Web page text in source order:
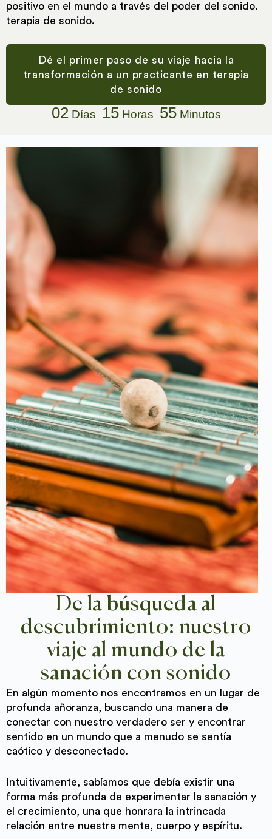
positivo en el mundo a través del poder del sonido.
terapia de sonido.
Dé el primer paso de su viaje hacia la
transformación a un practicante en terapia
de sonido
02 Días 15 Horas 55 Minutos
De la búsqueda al
descubrimiento: nuestro
viaje al mundo de la
sanación con sonido
En algún momento nos encontramos en un lugar de
profunda añoranza, buscando una manera de
conectar con nuestro verdadero ser y encontrar
sentido en un mundo que a menudo se sentía
caótico y desconectado.
Intuitivamente, sabíamos que debía existir una
forma más profunda de experimentar la sanación y
el crecimiento, una que honrara la intrincada
relación entre nuestra mente, cuerpo y espíritu.